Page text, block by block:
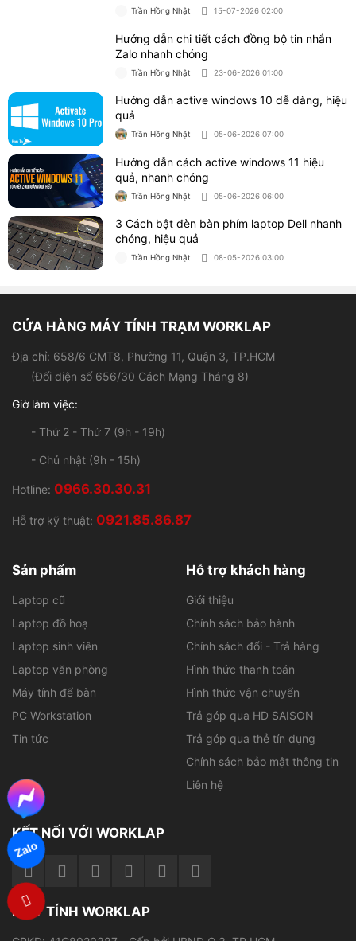
Trần Hồng Nhật 15-07-2026 02:00
Hướng dẫn chi tiết cách đồng bộ tin nhắn
Zalo nhanh chóng
Trần Hồng Nhật 23-06-2026 01:00
Hướng dẫn active windows 10 dễ dàng, hiệu
quả
Trần Hồng Nhật 05-06-2026 07:00
Hướng dẫn cách active windows 11 hiệu
quả, nhanh chóng
Trần Hồng Nhật 05-06-2026 06:00
3 Cách bật đèn bàn phím laptop Dell nhanh
chóng, hiệu quả
Trần Hồng Nhật 08-05-2026 03:00
CỬA HÀNG MÁY TÍNH TRẠM WORKLAP
Địa chỉ: 658/6 CMT8, Phường 11, Quận 3, TP.HCM
(Đối diện số 656/30 Cách Mạng Tháng 8)
Giờ làm việc:
- Thứ 2 - Thứ 7 (9h - 19h)
- Chủ nhật (9h - 15h)
Hotline: 0966.30.30.31
Hỗ trợ kỹ thuật: 0921.85.86.87
Sản phẩm
Laptop cũ
Laptop đồ hoạ
Laptop sinh viên
Laptop văn phòng
Máy tính để bàn
PC Workstation
Tin tức
Hỗ trợ khách hàng
Giới thiệu
Chính sách bảo hành
Chính sách đổi - Trả hàng
Hình thức thanh toán
Hình thức vận chuyển
Trả góp qua HD SAISON
Trả góp qua thẻ tín dụng
Chính sách bảo mật thông tin
Liên hệ
KẾT NỐI VỚI WORKLAP
MÁY TÍNH WORKLAP
Zalo